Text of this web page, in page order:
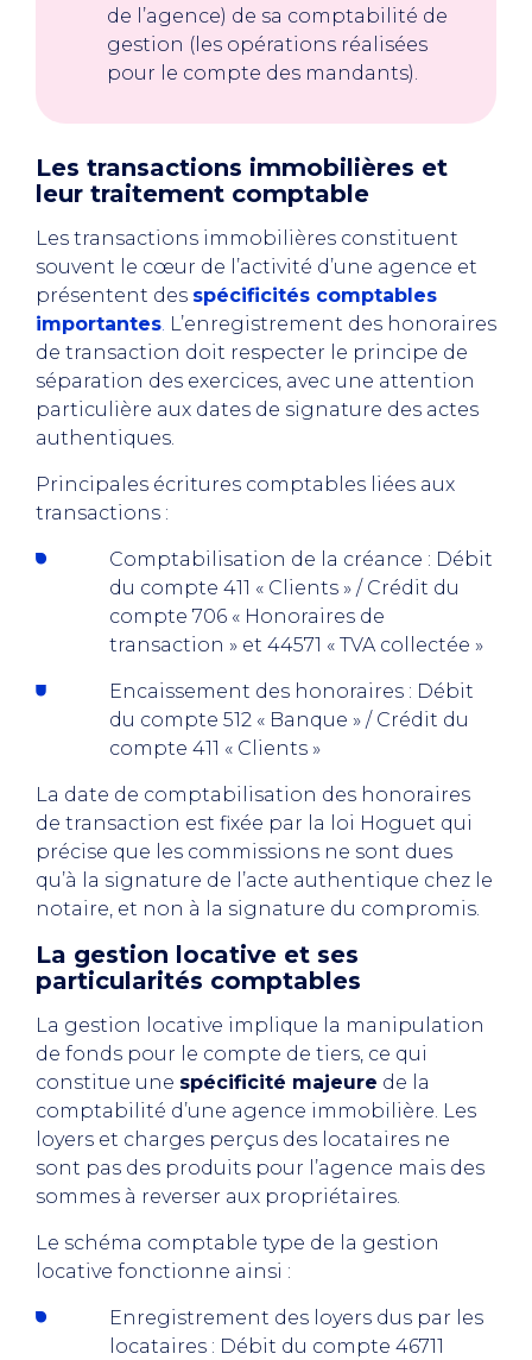
de l’agence) de sa comptabilité de
gestion (les opérations réalisées
pour le compte des mandants).
Les transactions immobilières et
leur traitement comptable
Les transactions immobilières constituent
souvent le cœur de l’activité d’une agence et
présentent des spécificités comptables
importantes. L’enregistrement des honoraires
de transaction doit respecter le principe de
séparation des exercices, avec une attention
particulière aux dates de signature des actes
authentiques.
Principales écritures comptables liées aux
transactions :
Comptabilisation de la créance : Débit
du compte 411 « Clients » / Crédit du
compte 706 « Honoraires de
transaction » et 44571 « TVA collectée »
Encaissement des honoraires : Débit
du compte 512 « Banque » / Crédit du
compte 411 « Clients »
La date de comptabilisation des honoraires
de transaction est fixée par la loi Hoguet qui
précise que les commissions ne sont dues
qu’à la signature de l’acte authentique chez le
notaire, et non à la signature du compromis.
La gestion locative et ses
particularités comptables
La gestion locative implique la manipulation
de fonds pour le compte de tiers, ce qui
constitue une spécificité majeure de la
comptabilité d’une agence immobilière. Les
loyers et charges perçus des locataires ne
sont pas des produits pour l’agence mais des
sommes à reverser aux propriétaires.
Le schéma comptable type de la gestion
locative fonctionne ainsi :
Enregistrement des loyers dus par les
locataires : Débit du compte 46711